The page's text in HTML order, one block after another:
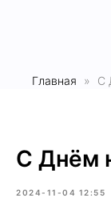
Главная С
С Днём
2024-11-04 12:55